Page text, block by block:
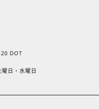
DOT
日・水曜日